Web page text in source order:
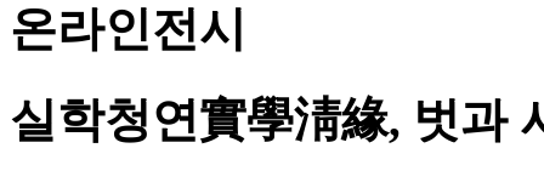
온라인전시
실학청연實學淸緣, 벗과